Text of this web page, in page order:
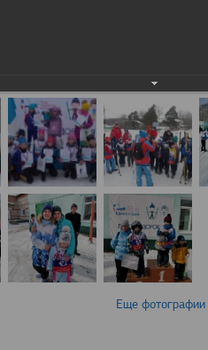
Еще фотографии